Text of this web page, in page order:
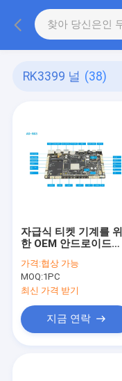
RK3399 널 (38)
자급식 티켓 기계를 위
한 OEM 안드로이드
드
가격:협상 가능
MOQ:1PC
최신 가격 받기
지금 연락